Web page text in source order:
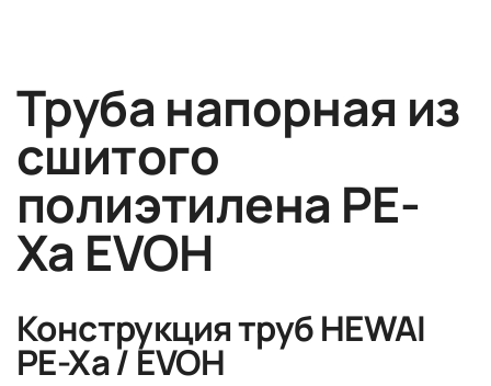
Труба напорная из
сшитого
полиэтилена PE-
Xa EVOH
Конструкция труб HEWAI
PE-Xa / EVOH